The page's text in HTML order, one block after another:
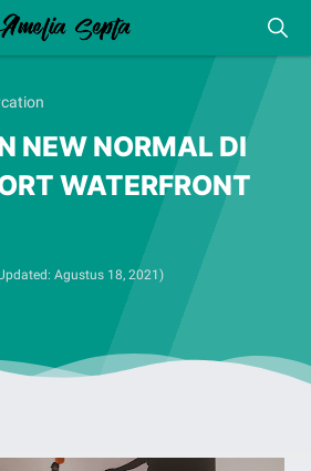
NEW NORMAL DI
WATERFRONT
Agustus 18, 2021)